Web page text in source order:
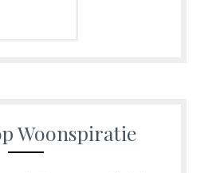
Woonspiratie